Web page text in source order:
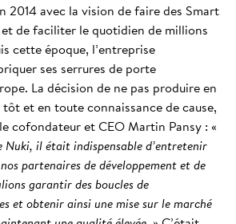
2014 avec la vision de faire des Smart
de faciliter le quotidien de millions
cette époque, l’entreprise
ses serrures de porte
La décision de ne pas produire en
et en toute connaissance de cause,
cofondateur et CEO Martin Pansy : «
Nuki, il était indispensable d’entretenir
partenaires de développement et de
garantir des boucles de
et obtenir ainsi une mise sur le marché